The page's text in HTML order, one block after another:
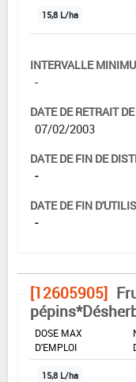
15,8 L/ha
INTERVALLE
-
DATE DE RETRAIT
07/02/2003
DATE DE FIN DE
-
DATE DE FIN
-
[12605905]
DOSE MAX
D'EMPLOI
15,8 L/ha